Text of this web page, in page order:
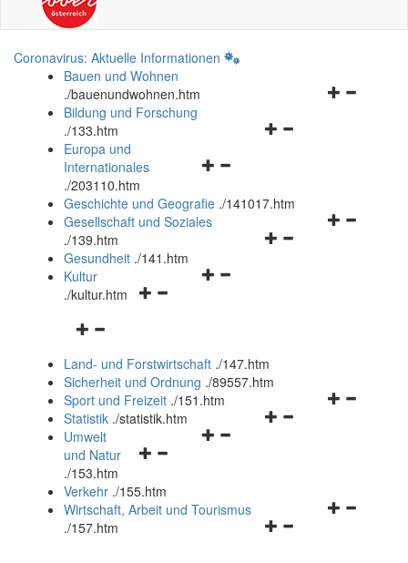
Coronavirus: Aktuelle Informationen
Bauen und Wohnen
./bauenundwohnen.htm
Navigationsmenü
Bildung und Forschung
./133.htm
Navigationsmenü
und
schließen
Europa und
Internationales
./203110.htm
Geschichte und Geografie ./141017.htm
Navigationsmenü
Gesellschaft und Soziales
./139.htm
Navigationsmenü
Gesundheit ./141.htm
Navigationsmenü
Kultur
./kultur.htm
Navigationsmenü
und
schließen
Land- und Forstwirtschaft ./147.htm
Sicherheit und Ordnung ./89557.htm
Navigationsmenü
Sport und Freizeit ./151.htm
Navigationsmenü
Statistik ./statistik.htm
Navigationsmenü
und
schließen
Umwelt
und Natur
./153.htm
Verkehr ./155.htm
Navigationsmenü
Wirtschaft, Arbeit und Tourismus
./157.htm